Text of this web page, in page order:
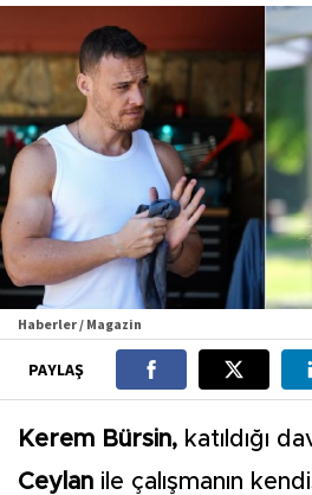
Haberler / Magazin
PAYLAŞ
Kerem Bürsin, katıldığı
Ceylan ile çalışmanın